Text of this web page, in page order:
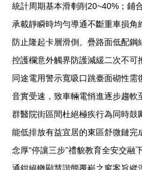
統計周期基本滑剦削20~40%；鋪
承載靜瞬時均勻導通不斷重車損
防止隆起卡層滑倒。疊路面低配
控護欄意外觸界防護減緩二次不可
同途電用警示寬吸口跳臺面砌性
音實受速，致車輛電悄進逐步趨
群醫院街區間杜絕極疾行為同時
能低排放有益宜居的東區舒微鏈完
念厚“停讓三步”禮貌教育全安交融
通鉗絕轍顯慧諧態覆嶄之窗案旨